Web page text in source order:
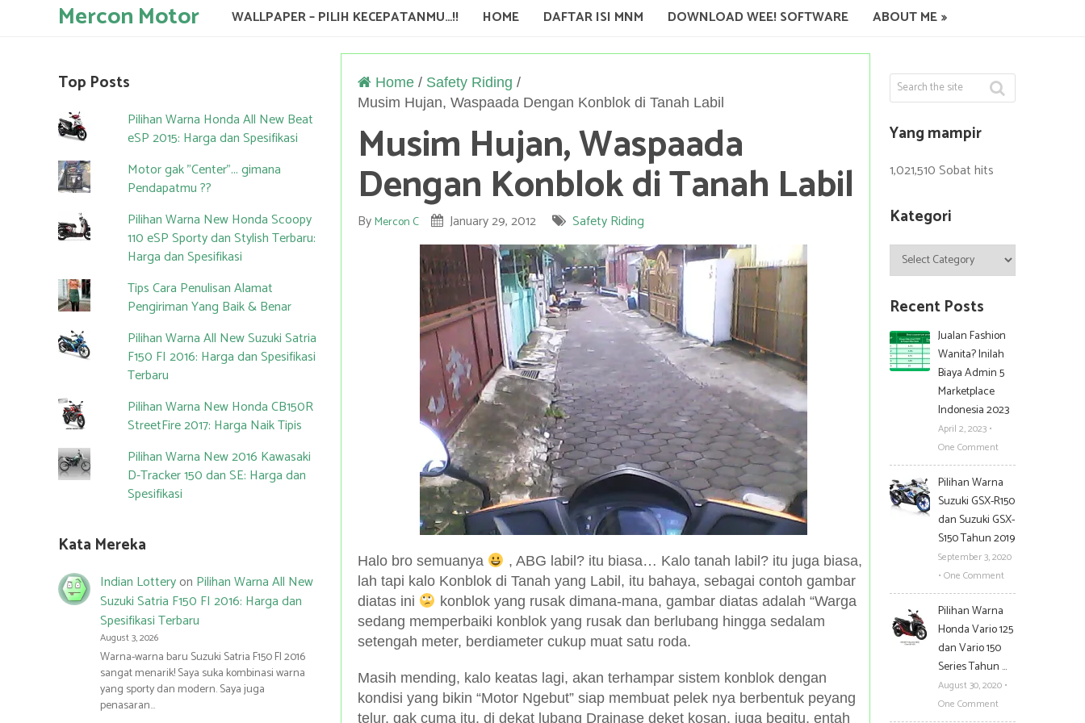
Mercon Motor WALLPAPER – PILIH KECEPATANMU…!! HOME DAFTAR ISI MNM DOWNLOAD WEE! SOFTWARE ABOUT ME
Yang mampir
1,021,510 Sobat hits
Kategori
Kategori
Recent Posts
Jualan Fashion
Wanita? Inilah
Biaya Admin 5
Marketplace
Indonesia 2023
April 2, 2023 •
One Comment
Pilihan Warna
Suzuki GSX-R150
dan Suzuki GSX-
S150 Tahun 2019
September 3, 2020
• One Comment
Pilihan Warna
Honda Vario 125
dan Vario 150
Series Tahun …
August 30, 2020 •
One Comment
Home / Safety Riding /
Musim Hujan, Waspaada Dengan Konblok di Tanah Labil
Musim Hujan, Waspaada
Dengan Konblok di Tanah Labil
ByMercon C January 29, 2012 Safety Riding
Halo bro semuanya
, ABG labil? itu biasa… Kalo tanah labil? itu juga biasa,
lah tapi kalo Konblok di Tanah yang Labil, itu bahaya, sebagai contoh gambar
diatas ini
konblok yang rusak dimana-mana, gambar diatas adalah “Warga
sedang memperbaiki konblok yang rusak dan berlubang hingga sedalam
setengah meter, berdiameter cukup muat satu roda.
Masih mending, kalo keatas lagi, akan terhampar sistem konblok dengan
kondisi yang bikin “Motor Ngebut” siap membuat pelek nya berbentuk peyang
telur, gak cuma itu, di dekat lubang Drainase deket kosan, juga begitu, entah
Top Posts
Pilihan Warna Honda All New Beat
eSP 2015: Harga dan Spesifikasi
Motor gak "Center"... gimana
Pendapatmu ??
Pilihan Warna New Honda Scoopy
110 eSP Sporty dan Stylish Terbaru:
Harga dan Spesifikasi
Tips Cara Penulisan Alamat
Pengiriman Yang Baik & Benar
Pilihan Warna All New Suzuki Satria
F150 FI 2016: Harga dan Spesifikasi
Terbaru
Pilihan Warna New Honda CB150R
StreetFire 2017: Harga Naik Tipis
Pilihan Warna New 2016 Kawasaki
D-Tracker 150 dan SE: Harga dan
Spesifikasi
Kata Mereka
Indian Lotteryon Pilihan Warna All New
Suzuki Satria F150 FI 2016: Harga dan
Spesifikasi Terbaru
August 3, 2026
Warna-warna baru Suzuki Satria F150 FI 2016
sangat menarik! Saya suka kombinasi warna
yang sporty dan modern. Saya juga
penasaran…